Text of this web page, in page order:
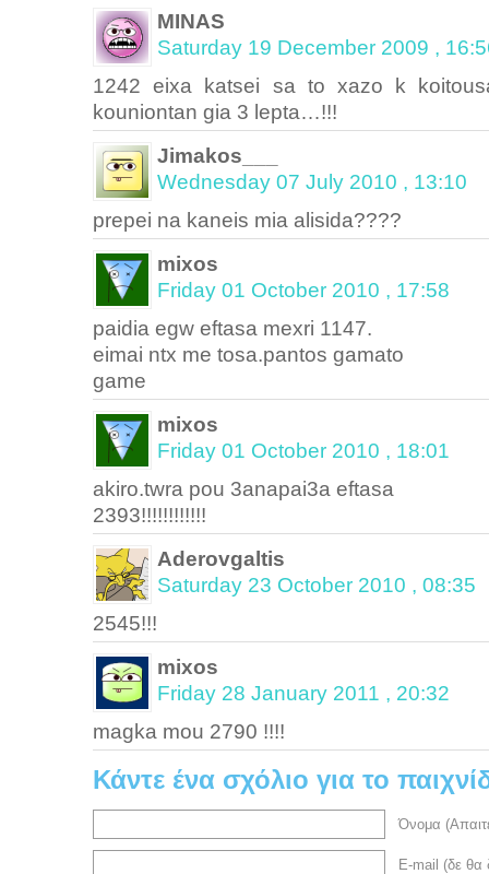
MINAS
Saturday 19 December 2009 ,
1242 eixa katsei sa to xazo k
kouniontan gia 3 lepta…!!!
Jimakos___
Wednesday 07 July 2010 , 13:10
prepei na kaneis mia alisida????
mixos
Friday 01 October 2010 , 17:58
paidia egw eftasa mexri 1147.
eimai ntx me tosa.pantos gamato
game
mixos
Friday 01 October 2010 , 18:01
akiro.twra pou 3anapai3a eftasa
2393!!!!!!!!!!!!
Aderovgaltis
Saturday 23 October 2010 , 08:35
2545!!!
mixos
Friday 28 January 2011 , 20:32
magka mou 2790 !!!!
Κάντε ένα σχόλιο για το
Όνομα
E-mail (δε θα